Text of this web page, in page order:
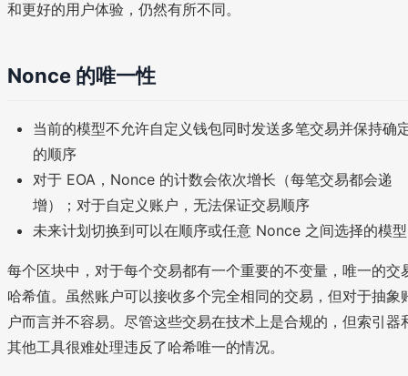
和更好的用户体验，仍然有所不同。
Nonce 的唯一性
当前的模型不允许自定义钱包同时发送多笔交易并保持确
的顺序
对于 EOA，Nonce 的计数会依次增长（每笔交易都会递
增）；对于自定义账户，无法保证交易顺序
未来计划切换到可以在顺序或任意 Nonce 之间选择的模型
每个区块中，对于每个交易都有一个重要的不变量，唯一的交
哈希值。虽然账户可以接收多个完全相同的交易，但对于抽象
户而言并不容易。尽管这些交易在技术上是合规的，但索引器
其他工具很难处理违反了哈希唯一的情况。